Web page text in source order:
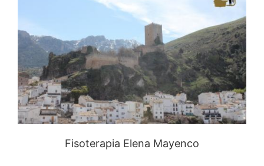
Fisoterapia Elena Mayenco